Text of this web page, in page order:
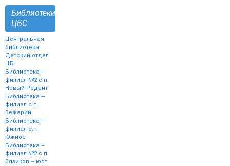
Библиотеки
ЦБС
Центральная
библиотека
Детский отдел
ЦБ
Библиотека —
филиал №2 с.п.
Новый Редант
Библиотека —
филиал с.п.
Вежарий
Библиотека —
филиал с.п.
Южное
Библиотека –
филиал №2 с.п.
Зязиков – юрт